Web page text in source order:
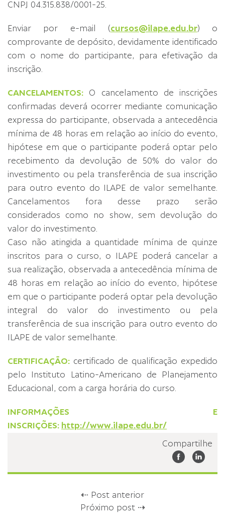
CNPJ 04.315.838/0001-25.
Enviar por e-mail (cursos@ilape.edu.br) o
comprovante de depósito, devidamente identificado
com o nome do participante, para efetivação da
inscrição.
CANCELAMENTOS: O cancelamento de inscrições
confirmadas deverá ocorrer mediante comunicação
expressa do participante, observada a antecedência
mínima de 48 horas em relação ao início do evento,
hipótese em que o participante poderá optar pelo
recebimento da devolução de 50% do valor do
investimento ou pela transferência de sua inscrição
para outro evento do ILAPE de valor semelhante.
Cancelamentos fora desse prazo serão
considerados como no show, sem devolução do
valor do investimento.
Caso não atingida a quantidade mínima de quinze
inscritos para o curso, o ILAPE poderá cancelar a
sua realização, observada a antecedência mínima de
48 horas em relação ao início do evento, hipótese
em que o participante poderá optar pela devolução
integral do valor do investimento ou pela
transferência de sua inscrição para outro evento do
ILAPE de valor semelhante.
CERTIFICAÇÃO: certificado de qualificação expedido
pelo Instituto Latino-Americano de Planejamento
Educacional, com a carga horária do curso.
INFORMAÇÕES E
INSCRIÇÕES: http://www.ilape.edu.br/
Compartilhe
⇠ Post anterior
Próximo post ⇢